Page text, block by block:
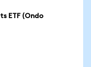
ETF (Ondo